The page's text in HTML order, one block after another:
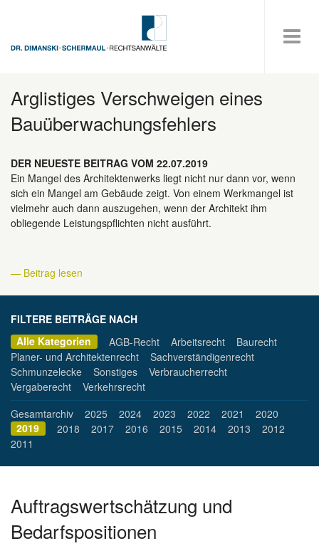
Arglistiges Verschweigen eines
Bauüberwachungsfehlers
DER NEUESTE BEITRAG VOM 22.07.2019
Ein Mangel des Architektenwerks liegt nicht nur dann vor, wenn
sich ein Mangel am Gebäude zeigt. Von einem Werkmangel ist
vielmehr auch dann auszugehen, wenn der Architekt ihm
obliegende Leistungspflichten nicht ausführt.
— Beitrag lesen
FILTERE BEITRÄGE NACH
Alle Kategorien
AGB-Recht Arbeitsrecht
Baurecht
Planer- und Architektenrecht
Sachverständigenrecht
Schmunzelecke
Sonstiges
Verbraucherrecht
Vergaberecht
Verkehrsrecht
Gesamtarchiv
2025 2024 2023 2022 2021
2020
2019
2018 2017 2016 2015 2014 2013
2012
2011
Auftragswertschätzung und
Bedarfspositionen